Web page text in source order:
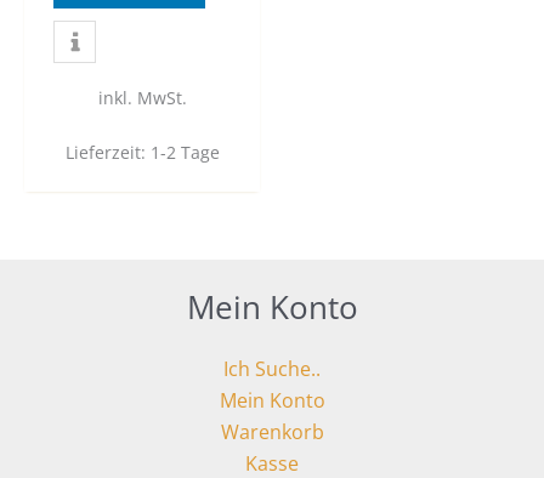
inkl. MwSt.
Lieferzeit: 1-2 Tage
Mein Konto
Ich Suche..
Mein Konto
Warenkorb
Kasse